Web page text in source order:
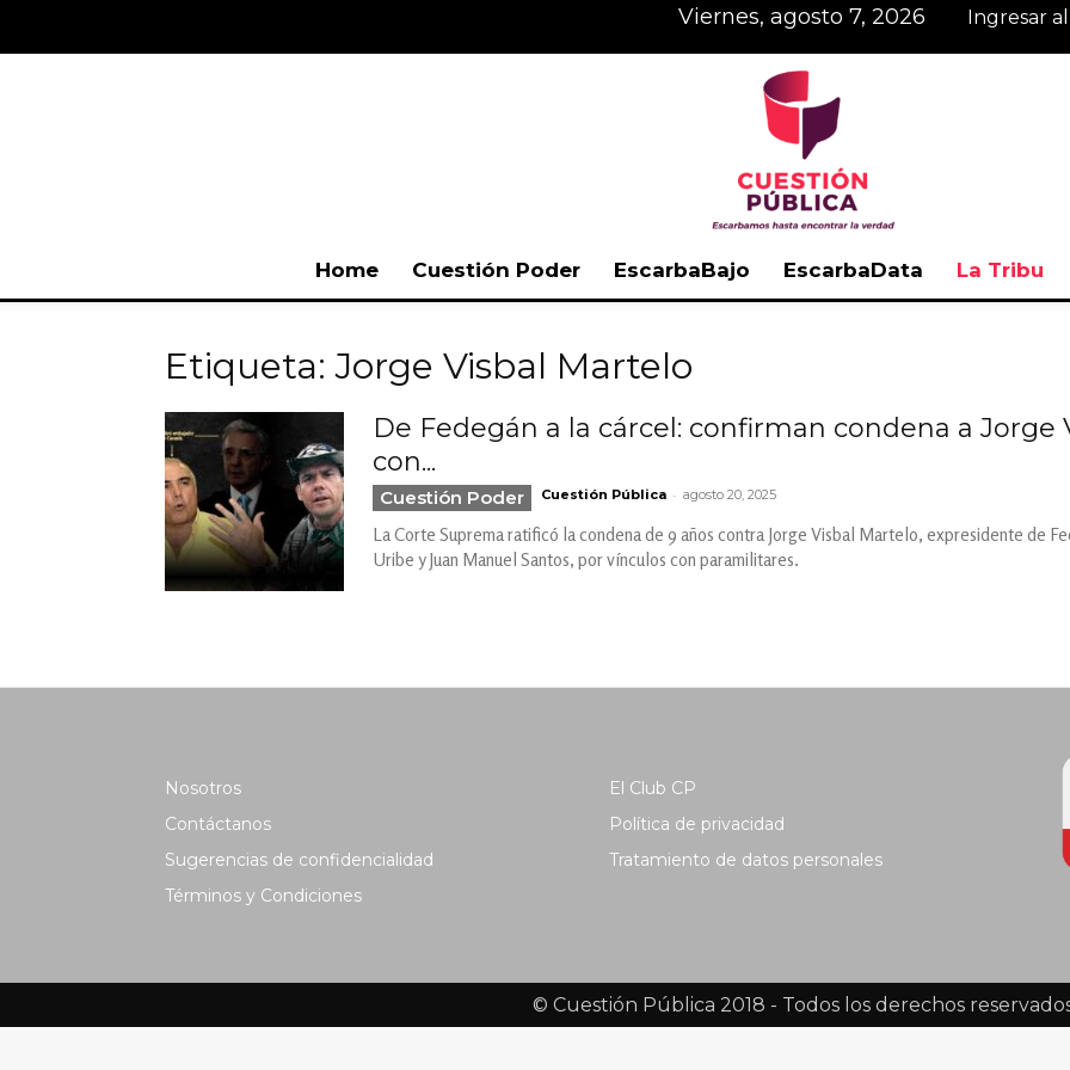
viernes, agosto 7, 2026 Ingresar
Home Cuestión Poder EscarbaBajo EscarbaData La Tribu
Etiqueta: Jorge Visbal Martelo
De Fedegán a la cárcel: confirman condena a
con...
Cuestión Poder Cuestión Pública - agosto 20, 2025
La Corte Suprema ratificó la condena de 9 años contra Jorge Visbal Martelo, expresidente de
Uribe y Juan Manuel Santos, por vínculos con paramilitares.
Nosotros
Contáctanos
Sugerencias de confidencialidad
Términos y Condiciones
El Club CP
Política de privacidad
Tratamiento de datos personales
© Cuestión Pública 2018 - Todos los derechos